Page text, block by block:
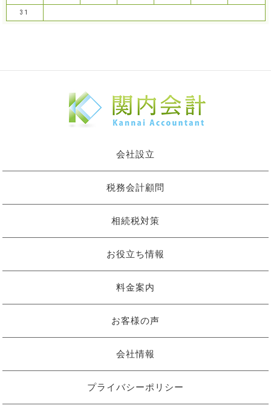
31
会社設立
税務会計顧問
相続税対策
お役立ち情報
料金案内
お客様の声
会社情報
プライバシーポリシー